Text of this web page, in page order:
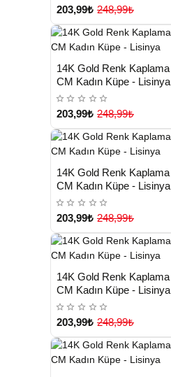
203,99₺ 248,99₺
TESLİMAT
Yeni Ürün
14K Gold Renk Kaplama
CM Kadın Küpe - Lisinya
203,99₺ 248,99₺
TESLİMAT
Yeni Ürün
14K Gold Renk Kaplama
CM Kadın Küpe - Lisinya
203,99₺ 248,99₺
TESLİMAT
Yeni Ürün
14K Gold Renk Kaplama
CM Kadın Küpe - Lisinya
203,99₺ 248,99₺